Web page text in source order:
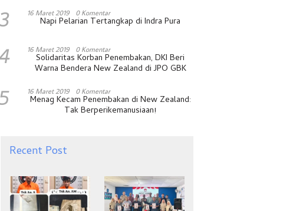
3 16 Maret 2019 0 Komentar
Napi Pelarian Tertangkap di Indra Pura
4 16 Maret 2019 0 Komentar
Solidaritas Korban Penembakan, DKI Beri
Warna Bendera New Zealand di JPO GBK
5 16 Maret 2019 0 Komentar
Menag Kecam Penembakan di New Zealand:
Tak Berperikemanusiaan!
Recent Post